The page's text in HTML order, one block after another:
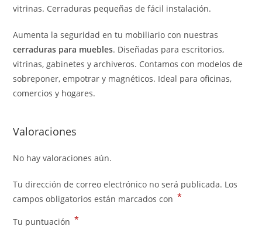
vitrinas. Cerraduras pequeñas de fácil instalación.
Aumenta la seguridad en tu mobiliario con nuestras
cerraduras para muebles. Diseñadas para escritorios,
vitrinas, gabinetes y archiveros. Contamos con modelos de
sobreponer, empotrar y magnéticos. Ideal para oficinas,
comercios y hogares.
Valoraciones
No hay valoraciones aún.
Tu dirección de correo electrónico no será publicada. Los
campos obligatorios están marcados con *
Tu puntuación *